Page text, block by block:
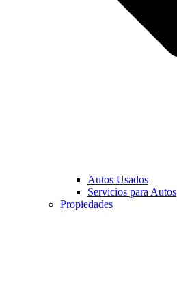
Autos Usados
Servicios para Autos
Propiedades